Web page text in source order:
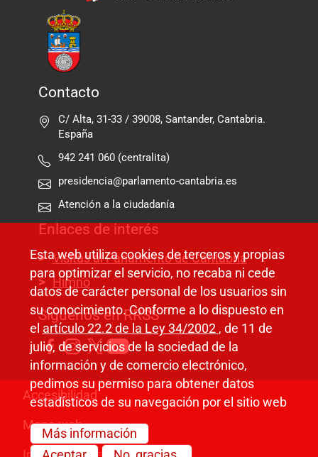
Contacto
C/ Alta, 31-33 / 39008, Santander, Cantabria.
España
942 241 060 (centralita)
presidencia@parlamento-cantabria.es
Atención a la ciudadanía
Enlaces de interés
Visitas al Parlamento de Cantabria
Himno
Síguenos en RRSS
Pie de página
Accesibilidad
Mapa web
Esta web utiliza cookies de terceros y propias
para optimizar el servicio, no recaba ni cede
datos de carácter personal de los usuarios sin
su conocimiento. Conforme a lo dispuesto en
el artículo 22.2 de la Ley 34/2002 , de 11 de
julio, de servicios de la sociedad de la
información y de comercio electrónico,
pedimos su permiso para obtener datos
estadísticos de su navegación por el sitio web
Más información